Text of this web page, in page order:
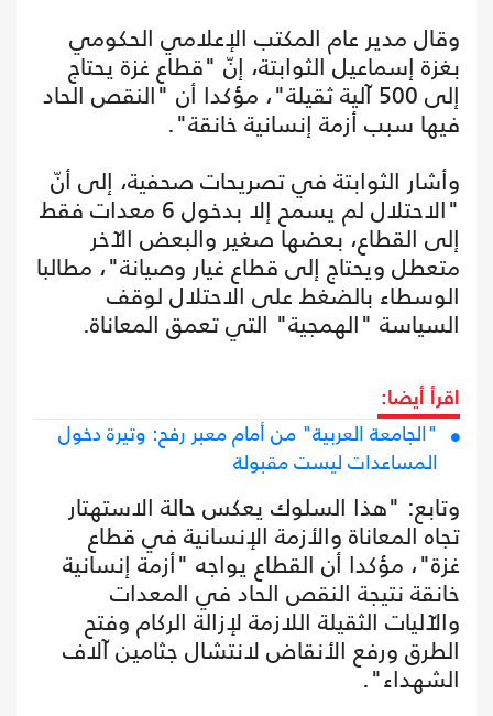
وقال مدير عام المكتب الإعلامي الحكومي
بغزة إسماعيل الثوابتة، إنّ "قطاع غزة يحتاج
إلى 500 آلية ثقيلة"، مؤكدا أن "النقص الحاد
فيها سبب أزمة إنسانية خانقة".
وأشار الثوابتة في تصريحات صحفية، إلى أنّ
"الاحتلال لم يسمح إلا بدخول 6 معدات فقط
إلى القطاع، بعضها صغير والبعض الآخر
متعطل ويحتاج إلى قطاع غيار وصيانة"، مطالبا
الوسطاء بالضغط على الاحتلال لوقف
السياسة "الهمجية" التي تعمق المعاناة.
اقرأ أيضا:
"الجامعة العربية" من أمام معبر رفح: وتيرة دخول
المساعدات ليست مقبولة
وتابع: "هذا السلوك يعكس حالة الاستهتار
تجاه المعاناة والأزمة الإنسانية في قطاع
غزة"، مؤكدا أن القطاع يواجه "أزمة إنسانية
خانقة نتيجة النقص الحاد في المعدات
والآليات الثقيلة اللازمة لإزالة الركام وفتح
الطرق ورفع الأنقاض لانتشال جثامين آلاف
الشهداء".